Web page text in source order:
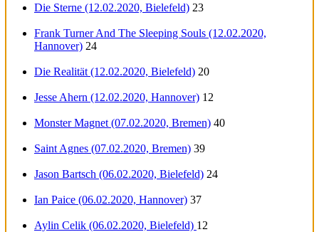
Die Sterne (12.02.2020, Bielefeld) 23
Frank Turner And The Sleeping Souls (12.02.2020,
Hannover) 24
Die Realität (12.02.2020, Bielefeld) 20
Jesse Ahern (12.02.2020, Hannover) 12
Monster Magnet (07.02.2020, Bremen) 40
Saint Agnes (07.02.2020, Bremen) 39
Jason Bartsch (06.02.2020, Bielefeld) 24
Ian Paice (06.02.2020, Hannover) 37
Aylin Celik (06.02.2020, Bielefeld) 12